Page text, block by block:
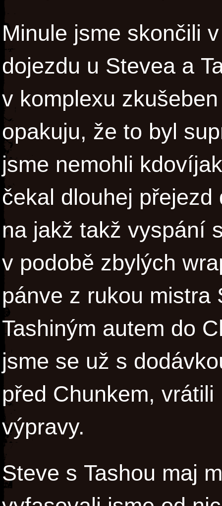
Minule jsme skončili
dojezdu u Stevea a
v komplexu
opakuju, že to byl
jsme nemohli
čekal dlouhej
na jakž takž vyspání
v podobě zbylých
pánve z rukou mistra
Tashiným autem do
jsme se už s
před Chunkem,
výpravy.
Steve s Tashou maj